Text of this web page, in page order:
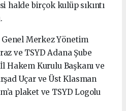
halde birçok kulüp sıkıntı
Merkez Yönetim
ve TSYD Adana Şube
Hakem Kurulu Başkanı ve
Uçar ve Üst Klasman
plaket ve TSYD Logolu